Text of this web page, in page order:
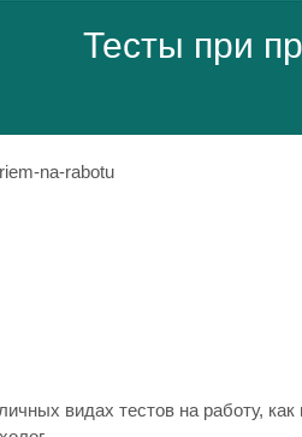
Тесты при
видах тестов на работу,